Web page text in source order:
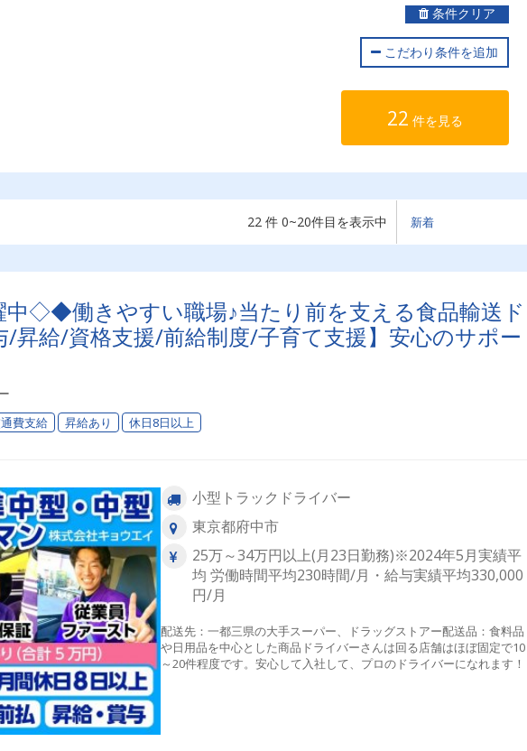
条件クリア
こだわり条件を追加
22 件を見る
22 件 0~20件目を表示中
◇◆働きやすい職場♪当たり前を支える食品輸送ド
/昇給/資格支援/前給制度/子育て支援】安心のサポー
費支給 昇給あり 休日8日以上
小型トラックドライバー
東京都府中市
25万～34万円以上(月23日勤務)※2024年5月実績平
均 労働時間平均230時間/月・給与実績平均330,000
円/月
配送先：一都三県の大手スーパー、ドラッグストアー配送品：食料品
や日用品を中心とした商品ドライバーさんは回る店舗はほぼ固定で10
～20件程度です。安心して入社して、プロのドライバーになれます！